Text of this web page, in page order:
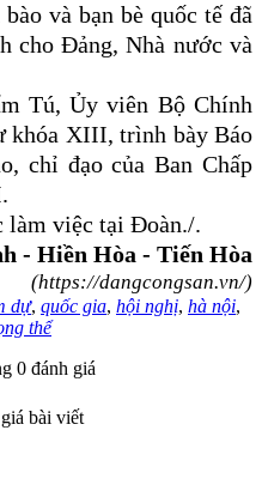
và bạn bè quốc tế đã
cho Đảng, Nhà nước và
Tú, Ủy viên Bộ Chính
khóa XIII, trình bày Báo
chỉ đạo của Ban Chấp
làm việc tại Đoàn./.
- Hiền Hòa - Tiến Hòa
(https://dangcongsan.vn/)
dự, quốc gia, hội nghị, hà nội,
thể
0 đánh giá
bài viết